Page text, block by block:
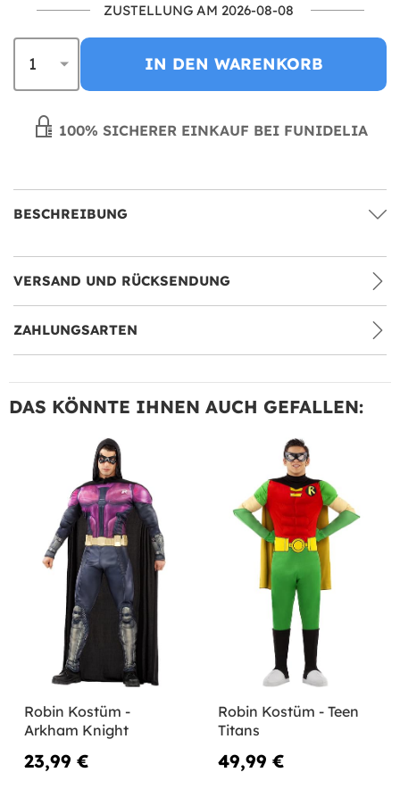
ZUSTELLUNG AM 2026-08-08
IN DEN WARENKORB
100% SICHERER EINKAUF BEI FUNIDELIA
BESCHREIBUNG
VERSAND UND RÜCKSENDUNG
ZAHLUNGSARTEN
DAS KÖNNTE IHNEN AUCH GEFALLEN:
Robin Kostüm -
Arkham Knight
23,99 €
Robin Kostüm - Teen
Titans
49,99 €